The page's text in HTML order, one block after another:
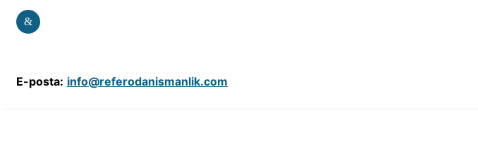
&
E-posta: info@referodanismanlik.com